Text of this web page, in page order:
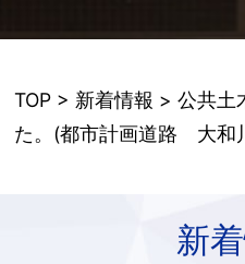
TOP > 新着情報 > 公共土
た。(都市計画道路 大
新